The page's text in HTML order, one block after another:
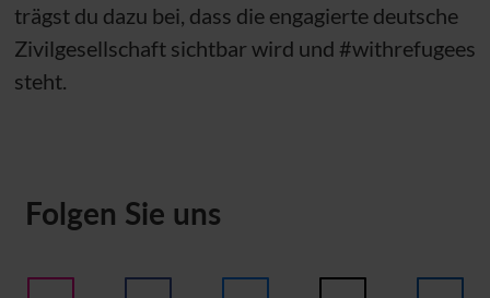
trägst du dazu bei, dass die engagierte deutsche
Zivilgesellschaft sichtbar wird und #withrefugees
steht.
Folgen Sie uns